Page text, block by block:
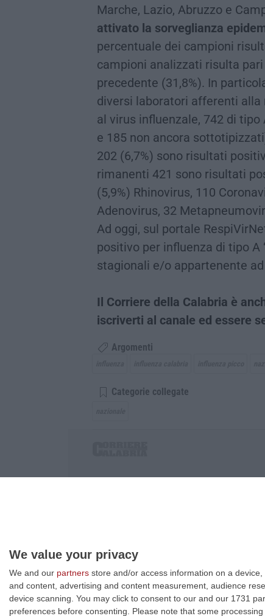
We value your privacy
We and our partners store and/or access information on a
and content, advertising and content measurement, audience
device scanning. You may click to consent to our and our 1731
preferences before consenting.
Please note that some
Marche, Lazio, Abruzzo e
attivato la sorveglianza
percentuale dei campioni
campioni analizzati risulta
precedente (31,8%). In
diversi laboratori afferenti alla
al virus influenzale, 742 di
e 185 non ancora
202 (6,7%) sono risultati
rimanenti 421 sono risultati
(5,9%) Rhinovirus, 110
Adenovirus, 32
Ad oggi, sul portale
positivo per influenza di tipo A
stagionali e/o appartenente
Il Corriere della Calabria è
iscriverti al canale ed essere
Argomenti
Categorie collegate
P.IVA. 03199620794, Via del mare 6/G,
Iscrizione tribunale di Lamezia Terme 5/